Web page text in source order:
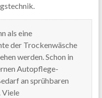
als eine
der Trockenwäsche
werden. Schon in
Autopflege-
an sprühbaren
Viele